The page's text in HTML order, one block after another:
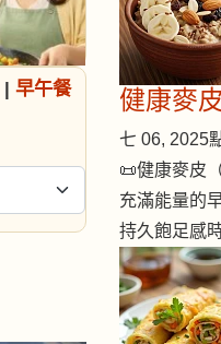
| 早午餐 健康麥
七 06, 2025
📜健康麥皮
充滿能量的
持久飽足感